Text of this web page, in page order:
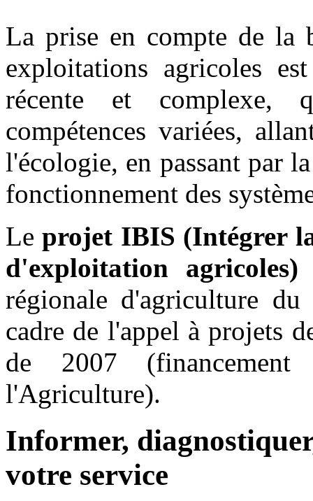
La prise en compte de la
exploitations agricoles
récente et complexe,
compétences variées,
l'écologie, en passant par
fonctionnement des
Leprojet IBIS (Intégrer
d'exploitation agricoles)
régionale d'agriculture
cadre de l'appel à projets
de 2007
l'Agriculture).
Informer,
votre service